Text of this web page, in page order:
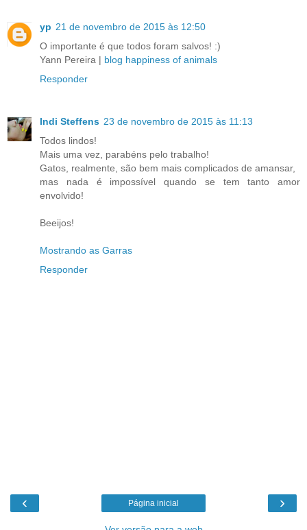
yp 21 de novembro de 2015 às 12:50
O importante é que todos foram salvos! :)
Yann Pereira | blog happiness of animals
Responder
Indi Steffens 23 de novembro de 2015 às 11:13
Todos lindos!
Mais uma vez, parabéns pelo trabalho!
Gatos, realmente, são bem mais complicados de amansar,
mas nada é impossível quando se tem tanto amor
envolvido!
Beeijos!
Mostrando as Garras
Responder
‹ ›
Página inicial